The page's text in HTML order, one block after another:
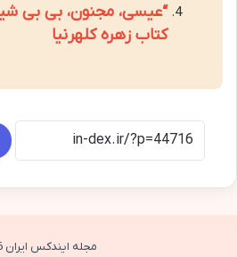
“عیسی، مجنون، بی بی
کتاب زهره کلهرنیا
مجله ایندکس ایران 2026